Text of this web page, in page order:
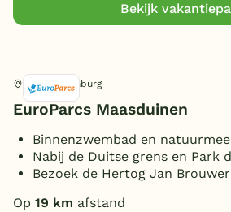
Bekijk
Belfeld, Limburg
EuroParcs Maasduinen
Binnenzwembad en
Nabij de Duitse grens en Park
Bezoek de Hertog Jan
Op 19 km afstand